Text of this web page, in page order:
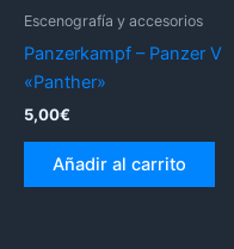
Escenografía y accesorios
Panzerkampf – Panzer V
«Panther»
5,00€
Añadir al carrito